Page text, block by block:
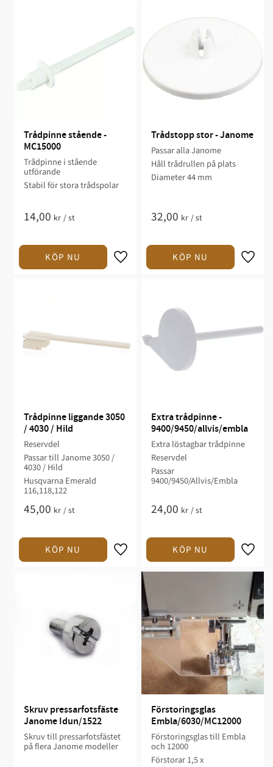
Trådpinne stående -
MC15000
Trådpinne i stående
utförande
Stabil för stora trådspolar
14,00 kr /st
Trådstopp stor - Janome
Passar alla Janome
Håll trådrullen på plats
Diameter 44 mm
32,00 kr /st
Trådpinne liggande 3050
/ 4030 / Hild
Reservdel
Passar till Janome 3050 /
4030 / Hild
Husqvarna Emerald
116,118,122
45,00 kr /st
Extra trådpinne -
9400/9450/allvis/embla
Extra löstagbar trådpinne
Reservdel
Passar
9400/9450/Allvis/Embla
24,00 kr /st
Skruv pressarfotsfäste
Janome Idun/1522
​Skruv till pressarfotsfästet
på flera Janome modeller
Förstoringsglas
Embla/6030/MC12000
Förstoringsglas till Embla
och 12000
Förstorar 1,5 x​